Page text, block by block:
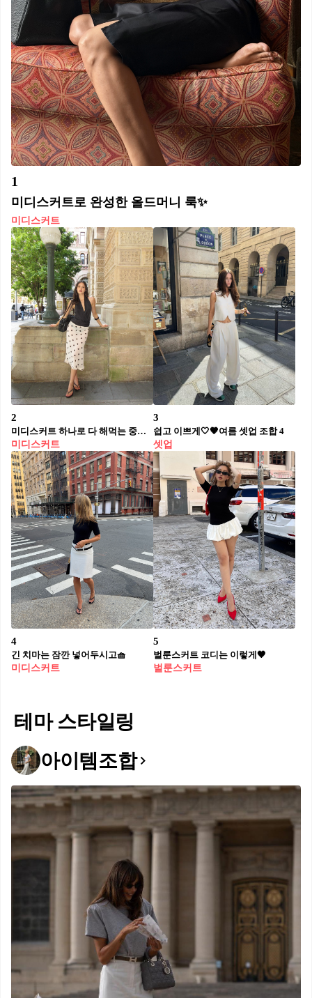
1
미디스커트로 완성한 올드머니 룩✨
미디스커트
2
미디스커트 하나로 다 해먹는 중🙋🏻‍♀️
미디스커트
3
쉽고 이쁘게🤍🤎여름 셋업 조합 4
셋업
4
긴 치마는 잠깐 넣어두시고🧺
미디스커트
5
벌룬스커트 코디는 이렇게🖤
벌룬스커트
테마 스타일링
아이템조합